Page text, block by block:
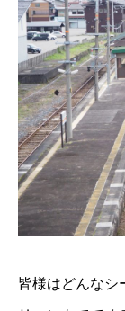
皆様はどんなシ